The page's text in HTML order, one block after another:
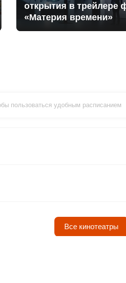
открытия в трейлере
«Материя времени»
пользоваться удобным расписанием
Все кинотеатры